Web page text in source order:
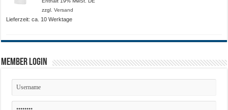
zzgl.Versand
Lieferzeit: ca. 10 Werktage
Member Login